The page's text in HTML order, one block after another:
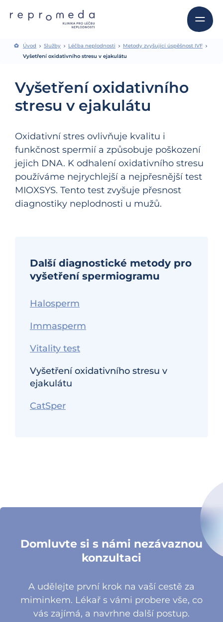
Úvod Služby Léčba neplodnosti
Metody zvyšující úspěšnost IVF
Vyšetření oxidativního stresu v ejakulátu
Vyšetření oxidativního
stresu v ejakulátu
Oxidativní stres ovlivňuje kvalitu i
funkčnost spermií a způsobuje poškození
jejich DNA. K odhalení oxidativního stresu
používáme nejrychlejší a nejpřesnější test
MIOXSYS. Tento test zvyšuje přesnost
diagnostiky neplodnosti u mužů.
Další diagnostické metody pro
vyšetření spermiogramu
Halosperm
Immasperm
Vitality test
Vyšetření oxidativního stresu v
ejakulátu
CatSper
Domluvte si s námi nezávaznou
konzultaci
A udělejte první krok na vaší cestě za
miminkem. Lékař s vámi probere vše, co
vás zajímá, a navrhne další postup.